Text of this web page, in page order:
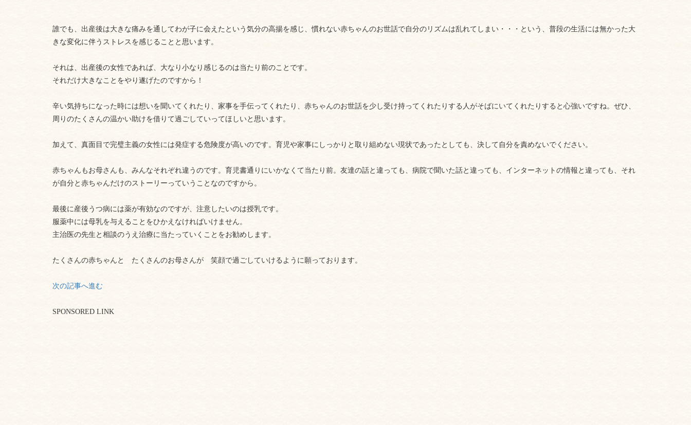
誰でも、出産後は大きな痛みを通してわが子に会えたという気分の高揚を感じ、慣れない赤ちゃんのお世話で自分のリズムは乱れてしまい・・・という、普段の生活には無かった大
きな変化に伴うストレスを感じることと思います。
それは、出産後の女性であれば、大なり小なり感じるのは当たり前のことです。
それだけ大きなことをやり遂げたのですから！
辛い気持ちになった時には想いを聞いてくれたり、家事を手伝ってくれたり、赤ちゃんのお世話を少し受け持ってくれたりする人がそばにいてくれたりすると心強いですね。ぜひ、
周りのたくさんの温かい助けを借りて過ごしていってほしいと思います。
加えて、真面目で完璧主義の女性には発症する危険度が高いのです。育児や家事にしっかりと取り組めない現状であったとしても、決して自分を責めないでください。
赤ちゃんもお母さんも、みんなそれぞれ違うのです。育児書通りにいかなくて当たり前。友達の話と違っても、病院で聞いた話と違っても、インターネットの情報と違っても、それ
が自分と赤ちゃんだけのストーリーっていうことなのですから。
最後に産後うつ病には薬が有効なのですが、注意したいのは授乳です。
服薬中には母乳を与えることをひかえなければいけません。
主治医の先生と相談のうえ治療に当たっていくことをお勧めします。
たくさんの赤ちゃんと たくさんのお母さんが 笑顔で過ごしていけるように願っております。
次の記事へ進む
SPONSORED LINK